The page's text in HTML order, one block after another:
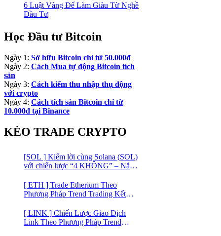
6 Luật Vàng Để Làm Giàu Từ Nghề
Đầu Tư
Học Đầu tư Bitcoin
Ngày 1: Sở hữu Bitcoin chỉ từ 50.000đ
Ngày 2: Cách Mua tự động Bitcoin tích
sản
Ngày 3: Cách kiếm thu nhập thụ động
với crypto
Ngày 4: Cách tích sản Bitcoin chỉ từ
10.000đ tại Binance
KÈO TRADE CRYPTO
[SOL ] Kiếm lời cùng Solana (SOL)
với chiến lược “4 KHÔNG” – Nắm
lý
[ ETH ] Trade Etherium Theo
Phương Pháp Trend Trading Kết
[ LINK ] Chiến Lược Giao Dịch
Link Theo Phương Pháp Trend